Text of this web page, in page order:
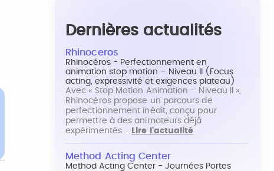
Dernières actualités
Rhinoceros
Rhinocéros - Perfectionnement en
animation stop motion – Niveau II (Focus
acting, expressivité et exigences plateau)
Avec « Stop Motion Animation – Niveau II »,
Rhinocéros propose un parcours de
perfectionnement inédit, conçu pour
permettre à des animateurs déjà
expérimentés…
Lire l'actualité
Method Acting Center
Method Acting Center - Journées Portes